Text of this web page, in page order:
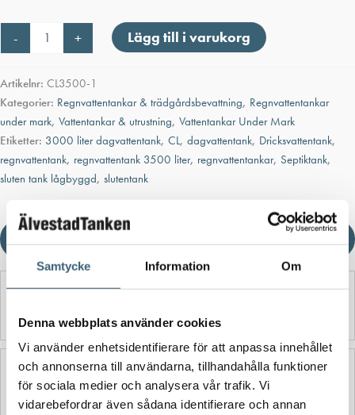
Samtycke Information Om
Denna webbplats använder cookies
Vi använder enhetsidentifierare för att anpassa innehållet
och annonserna till användarna, tillhandahålla funktioner
för sociala medier och analysera vår trafik. Vi
vidarebefordrar även sådana identifierare och annan
-
regnvattentank
liter
pump
mängd
+ Lägg till i varukorg
Artikelnr: CL3500-1
Kategorier: Regnvattentankar & trädgårdsbevattning, Regnvattentankar
under mark, Vattentankar & utrustning, Vattentankar Under Mark
Etiketter: 3000 liter dagvattentank, CL, dagvattentank, Dricksvattentank,
regnvattentank, regnvattentank 3500 liter, regnvattentankar, Septiktank,
sluten tank lågbyggd, slutentank
Ytterligare information